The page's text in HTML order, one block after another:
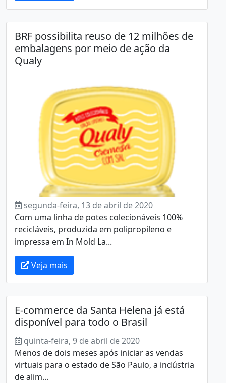
BRF possibilita reuso de 12 milhões de
embalagens por meio de ação da
Qualy
segunda-feira, 13 de abril de 2020
Com uma linha de potes colecionáveis 100%
recicláveis, produzida em polipropileno e
impressa em In Mold La...
Veja mais
E-commerce da Santa Helena já está
disponível para todo o Brasil
quinta-feira, 9 de abril de 2020
Menos de dois meses após iniciar as vendas
virtuais para o estado de São Paulo, a indústria
de alim...